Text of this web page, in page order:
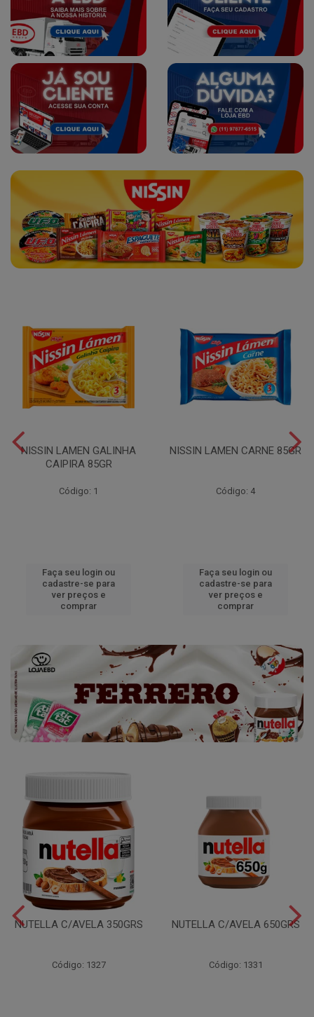
NISSIN LAMEN GALINHA
CAIPIRA 85GR
Código: 1
Faça seu login ou
cadastre-se para
ver preços e
comprar
NISSIN LAMEN CARNE 85GR
Código: 4
Faça seu login ou
cadastre-se para
ver preços e
comprar
NUTELLA C/AVELA 350GRS
Código: 1327
NUTELLA C/AVELA 650GRS
Código: 1331